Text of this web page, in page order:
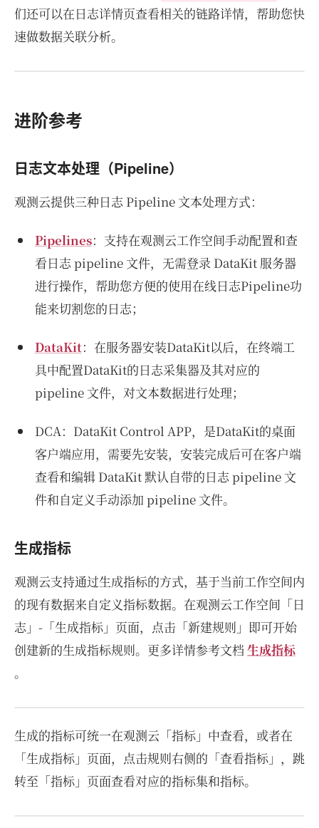
们还可以在日志详情页查看相关的链路详情，帮助您快
速做数据关联分析。
进阶参考
日志文本处理（Pipeline）
观测云提供三种日志 Pipeline 文本处理方式：
Pipelines：支持在观测云工作空间手动配置和查
看日志 pipeline 文件，无需登录 DataKit 服务器
进行操作，帮助您方便的使用在线日志Pipeline功
能来切割您的日志；
DataKit：在服务器安装DataKit以后，在终端工
具中配置DataKit的日志采集器及其对应的
pipeline 文件，对文本数据进行处理；
DCA：DataKit Control APP，是DataKit的桌面
客户端应用，需要先安装，安装完成后可在客户端
查看和编辑 DataKit 默认自带的日志 pipeline 文
件和自定义手动添加 pipeline 文件。
生成指标
观测云支持通过生成指标的方式，基于当前工作空间内
的现有数据来自定义指标数据。在观测云工作空间「日
志」-「生成指标」页面，点击「新建规则」即可开始
创建新的生成指标规则。更多详情参考文档 生成指标
。
生成的指标可统一在观测云「指标」中查看，或者在
「生成指标」页面，点击规则右侧的「查看指标」，跳
转至「指标」页面查看对应的指标集和指标。